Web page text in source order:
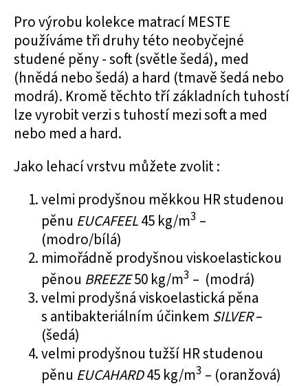
Pro výrobu kolekce matrací MESTE
používáme tři druhy této neobyčejné
studené pěny - soft (světle šedá), med
(hnědá nebo šedá) a hard (tmavě šedá nebo
modrá). Kromě těchto tří základních tuhostí
lze vyrobit verzi s tuhostí mezi soft a med
nebo med a hard.
Jako lehací vrstvu můžete zvolit :
velmi prodyšnou měkkou HR studenou
pěnu EUCAFEEL45 kg/m3 –
(modro/bílá)
mimořádně prodyšnou viskoelastickou
pěnou BREEZE50 kg/m3 – (modrá)
velmi prodyšnáviskoelastická pěna
s antibakteriálním účinkem SILVER–
(šedá)
velmi prodyšnou tužší HR studenou
pěnu EUCAHARD45 kg/m3 – (oranžová)